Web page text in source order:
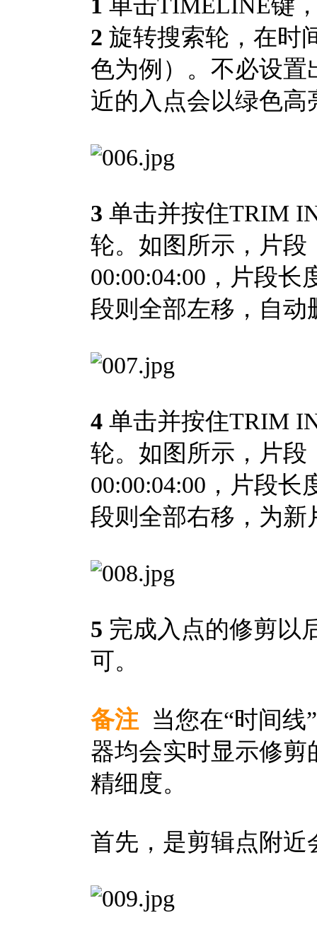
2 旋转搜索轮，在时
色为例）。不必设
近的入点会以绿色高
3 单击并按住TRIM
轮。如图所示，片
00:00:04:00，片段
段则全部左移，自动
4 单击并按住TRIM
轮。如图所示，片
00:00:04:00，片段
段则全部右移，为新
5 完成入点的修剪以
可。
备注 当您在“时间线
器均会实时显示修
精细度。
首先，是剪辑点附近